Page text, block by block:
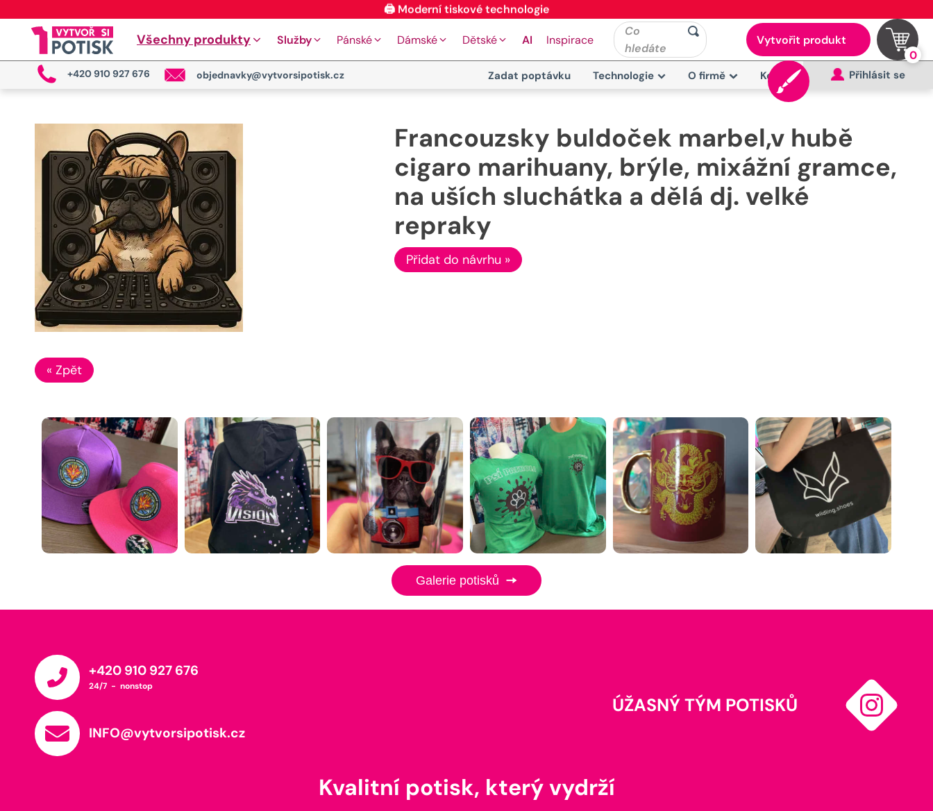
🖨️ Moderní tiskové technologie
Všechny produkty Služby Pánské Dámské Dětské AI Inspirace
Co
hledáte
Vytvořit produkt
0
+420 910 927 676 objednavky@vytvorsipotisk.cz Zadat poptávku Technologie O firmě Kontakt Přihlásit se
Francouzsky buldoček marbel,v hubě
cigaro marihuany, brýle, mixážní gramce,
na uších sluchátka a dělá dj. velké
repraky
Přidat do návrhu »
« Zpět
Galerie potisků
+420 910 927 676
24/7 - nonstop
INFO@vytvorsipotisk.cz
ÚŽASNÝ TÝM POTISKŮ
Kvalitní potisk, který vydrží